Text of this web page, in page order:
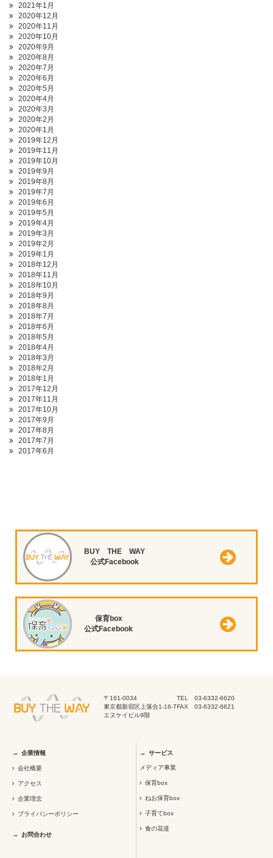
2021年1月
2020年12月
2020年11月
2020年10月
2020年9月
2020年8月
2020年7月
2020年6月
2020年5月
2020年4月
2020年3月
2020年2月
2020年1月
2019年12月
2019年11月
2019年10月
2019年9月
2019年8月
2019年7月
2019年6月
2019年5月
2019年4月
2019年3月
2019年2月
2019年1月
2018年12月
2018年11月
2018年10月
2018年9月
2018年8月
2018年7月
2018年6月
2018年5月
2018年4月
2018年3月
2018年2月
2018年1月
2017年12月
2017年11月
2017年10月
2017年9月
2017年8月
2017年7月
2017年6月
BUY THE WAY
公式Facebook
保育box
公式Facebook
〒161-0034
東京都新宿区上落合1-16-7
エヌケイビル9階
TEL 03-6332-6620
FAX 03-6332-6621
企業情報
会社概要
アクセス
企業理念
プライバシーポリシー
お問合わせ
サービス
メディア事業
保育box
ねお保育box
子育てbox
食の花道